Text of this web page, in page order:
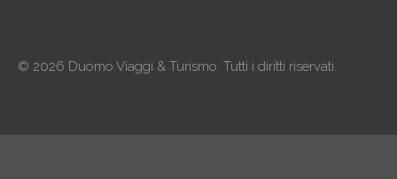
© 2026 Duomo Viaggi & Turismo. Tutti i diritti riservati.